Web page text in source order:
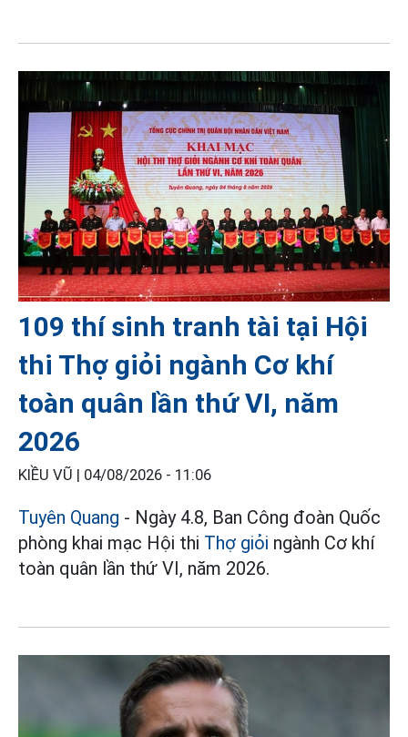
109 thí sinh tranh tài tại Hội
thi Thợ giỏi ngành Cơ khí
toàn quân lần thứ VI, năm
2026
KIỀU VŨ | 04/08/2026 - 11:06
Tuyên Quang - Ngày 4.8, Ban Công đoàn Quốc
phòng khai mạc Hội thi Thợ giỏi ngành Cơ khí
toàn quân lần thứ VI, năm 2026.